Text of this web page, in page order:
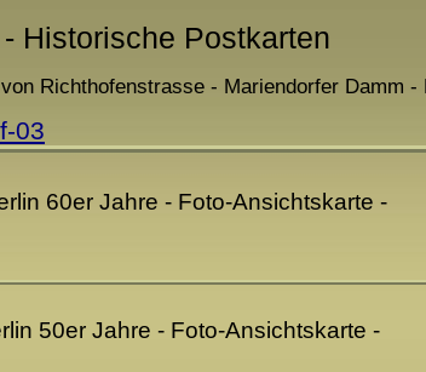
Historische Postkarten
Richthofenstrasse - Mariendorfer Damm -
03
60er Jahre - Foto-Ansichtskarte -
50er Jahre - Foto-Ansichtskarte -